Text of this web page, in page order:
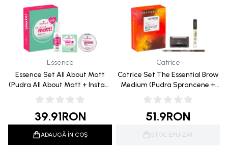
Essence
Essence Set All About Matt
(Pudra All About Matt + Instant
Matt Setting Spray + Servetele
Oil Control Paper)
39.91RON
ADAUGĂ ÎN COȘ
Catrice
Catrice Set The Essential Brow
Medium (Pudra Sprancene +
Creion de Sprancene + Gel
Stilizare Sprancene)
51.9RON
STOC EPUIZAT